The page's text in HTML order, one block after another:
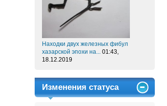
Находки двух железных фибул
хазарской эпохи на...
01:43,
18.12.2019
Изменения статуса